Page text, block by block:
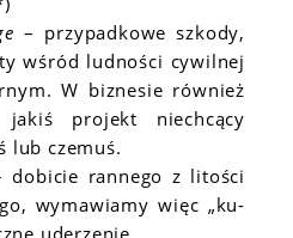
– przypadkowe szkody,
wśród ludności cywilnej
W biznesie również
projekt niechcący
lub czemuś.
dobicie rannego z litości
wymawiamy więc „ku-